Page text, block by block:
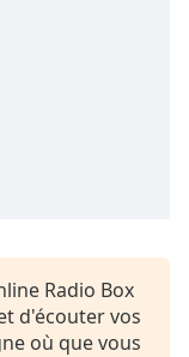
Radio Box
d'écouter vos
où que vous